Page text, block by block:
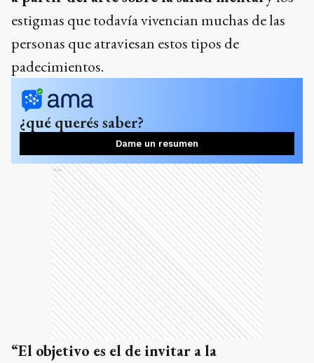
estigmas que todavía vivencian muchas de las
personas que atraviesan estos tipos de
padecimientos.
¿qué querés saber?
Dame un resumen
Ads
“El objetivo es el de invitar a la